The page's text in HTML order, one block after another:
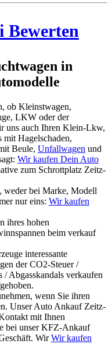
Bewerten
in
ob Kleinstwagen,
LKW oder der
uns auch Ihren Klein-Lkw,
mit Hagelschaden,
Beule, Unfallwagen und
Wir kaufen Dein Auto
zum Schrottplatz Zeitz-
weder bei Marke, Modell
nur eins: Wir kaufen
ihres hohen
beim verkauf
interessante
der CO2-Steuer /
/ Abgasskandals verkaufen
wenn Sie ihren
Unser Auto Ankauf Zeitz-
mit Ihnen
bei unser KFZ-Ankauf
WirWir kaufen